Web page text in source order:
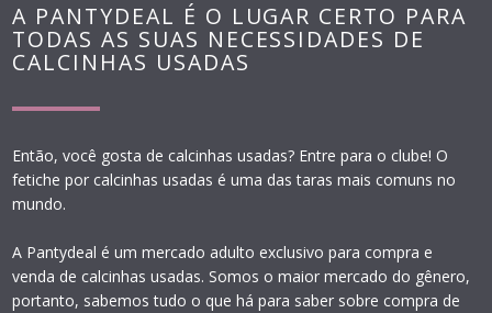
A PANTYDEAL É O LUGAR CERTO PARA
TODAS AS SUAS NECESSIDADES DE
CALCINHAS USADAS
Então, você gosta de calcinhas usadas? Entre para o clube! O
fetiche por calcinhas usadas é uma das taras mais comuns no
mundo.
A Pantydeal é um mercado adulto exclusivo para compra e
venda de calcinhas usadas. Somos o maior mercado do gênero,
portanto, sabemos tudo o que há para saber sobre compra de